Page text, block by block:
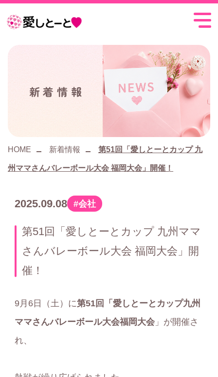
愛
新着情報
HOME 新着情報 第51回「愛しとーとカップ 九
州ママさんバレーボール大会 福岡大会」開催！
第51回「愛しとーとカップ 九州ママ
さんバレーボール大会 福岡大会」開
催！
2025.09.08カ 会社
9月6日（土）に第51回「愛しとーとカップ九州
ママさんバレーボール大会福岡大会」が開催さ
れ、